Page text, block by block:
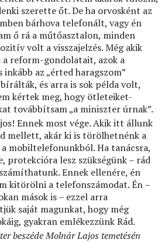
szerette őt. De ha orvosként az
bárhova telefonált, vagy én
ő rá a műtőasztalon, minden
volt a visszajelzés. Még akik
reform-gondolatait, azok a
inkább az „érted haragszom”
és arra is sok példa volt,
kértek meg, hogy ötleteiket-
továbbítsam „a miniszter úrnak”.
Ennek most vége. Akik itt állunk
mellett, akár ki is törölhetnénk a
mobiltelefonunkból. Ha tanácsra,
protekcióra lesz szükségünk – rád
Ennek ellenére, én
kitörölni a telefonszámodat. Én –
mások is – ezzel arra
saját magunkat, hogy még
gyakran emlékezzünk Rád.
beszéde Molnár Lajos temetésén